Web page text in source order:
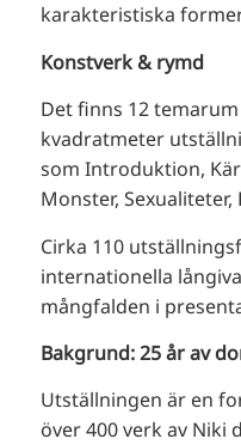
karakteristiska
Konstverk & rymd
Det finns 12
kvadratmeter
som Introduktion,
Monster,
Cirka 110
internationella
mångfalden i
Bakgrund: 25 år av
Utställningen är en
över 400 verk av Niki